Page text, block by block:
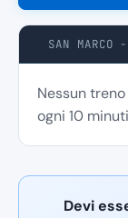
SAN MARCO
Nessun
ogni 10
Devi